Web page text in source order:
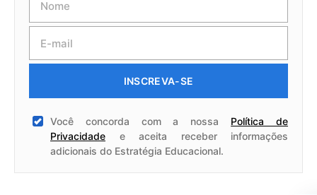
INSCREVA-SE
Você concorda com a nossa Política de
Privacidade e aceita receber informações
adicionais do Estratégia Educacional.